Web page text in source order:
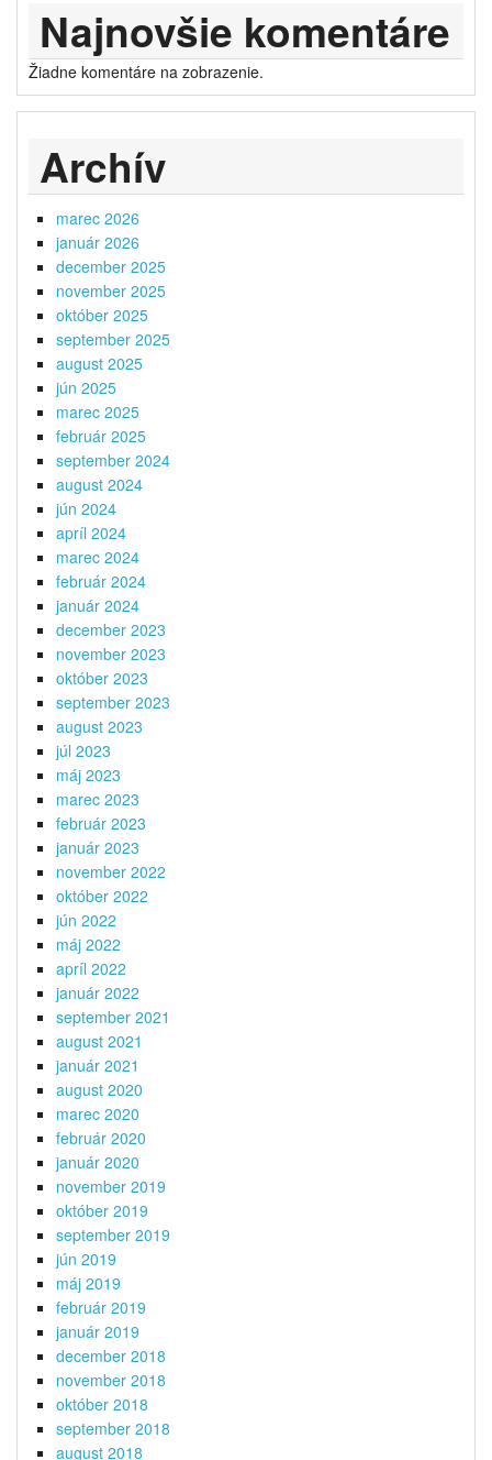
Najnovšie komentáre
Žiadne komentáre na zobrazenie.
Archív
marec 2026
január 2026
december 2025
november 2025
október 2025
september 2025
august 2025
jún 2025
marec 2025
február 2025
september 2024
august 2024
jún 2024
apríl 2024
marec 2024
február 2024
január 2024
december 2023
november 2023
október 2023
september 2023
august 2023
júl 2023
máj 2023
marec 2023
február 2023
január 2023
november 2022
október 2022
jún 2022
máj 2022
apríl 2022
január 2022
september 2021
august 2021
január 2021
august 2020
marec 2020
február 2020
január 2020
november 2019
október 2019
september 2019
jún 2019
máj 2019
február 2019
január 2019
december 2018
november 2018
október 2018
september 2018
august 2018